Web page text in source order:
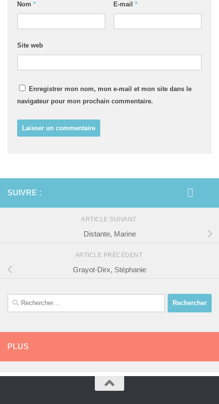
Nom * E-mail *
Site web
Enregistrer mon nom, mon e-mail et mon site dans le
navigateur pour mon prochain commentaire.
SUIVRE :
ARTICLE SUIVANT
Distante, Marine
ARTICLE PRÉCÉDENT
Grayot-Dirx, Stéphanie
Rechercher :
PLUS